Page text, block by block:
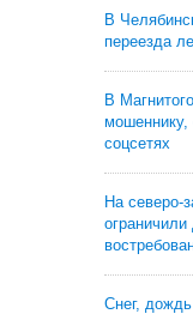
В
переезда
В
соцсетях
На северо-
Снег,